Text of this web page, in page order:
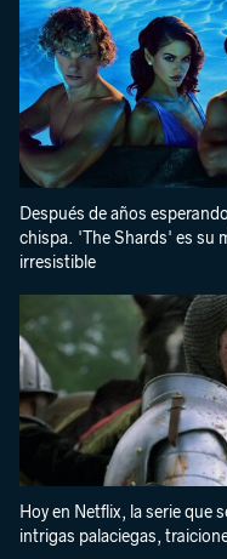
Después de años
chispa. 'The Shards' es su
irresistible
Hoy en Netflix, la serie que
intrigas palaciegas,